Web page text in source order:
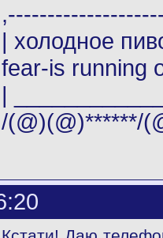
| холодное
fear-is running
|
/(@)(@)******/